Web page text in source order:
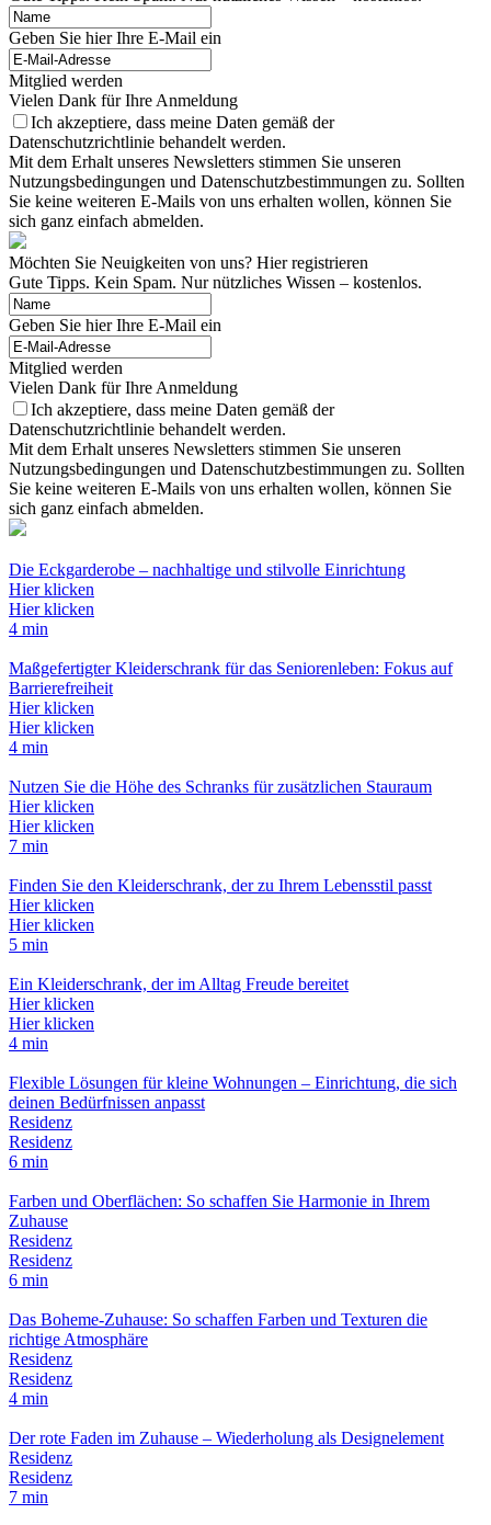
Geben Sie hier Ihre E-Mail ein
Mitglied werden
Vielen Dank für Ihre Anmeldung
Ich akzeptiere, dass meine Daten gemäß der
Datenschutzrichtlinie behandelt werden.
Mit dem Erhalt unseres Newsletters stimmen Sie unseren
Nutzungsbedingungen und Datenschutzbestimmungen zu. Sollten
Sie keine weiteren E-Mails von uns erhalten wollen, können Sie
sich ganz einfach abmelden.
Möchten Sie Neuigkeiten von uns? Hier registrieren
Gute Tipps. Kein Spam. Nur nützliches Wissen – kostenlos.
Geben Sie hier Ihre E-Mail ein
Mitglied werden
Vielen Dank für Ihre Anmeldung
Ich akzeptiere, dass meine Daten gemäß der
Datenschutzrichtlinie behandelt werden.
Mit dem Erhalt unseres Newsletters stimmen Sie unseren
Nutzungsbedingungen und Datenschutzbestimmungen zu. Sollten
Sie keine weiteren E-Mails von uns erhalten wollen, können Sie
sich ganz einfach abmelden.
Die Eckgarderobe – nachhaltige und stilvolle Einrichtung
Hier klicken
Hier klicken
4 min
Maßgefertigter Kleiderschrank für das Seniorenleben: Fokus auf
Barrierefreiheit
Hier klicken
Hier klicken
4 min
Nutzen Sie die Höhe des Schranks für zusätzlichen Stauraum
Hier klicken
Hier klicken
7 min
Finden Sie den Kleiderschrank, der zu Ihrem Lebensstil passt
Hier klicken
Hier klicken
5 min
Ein Kleiderschrank, der im Alltag Freude bereitet
Hier klicken
Hier klicken
4 min
Flexible Lösungen für kleine Wohnungen – Einrichtung, die sich
deinen Bedürfnissen anpasst
Residenz
Residenz
6 min
Farben und Oberflächen: So schaffen Sie Harmonie in Ihrem
Zuhause
Residenz
Residenz
6 min
Das Boheme-Zuhause: So schaffen Farben und Texturen die
richtige Atmosphäre
Residenz
Residenz
4 min
Der rote Faden im Zuhause – Wiederholung als Designelement
Residenz
Residenz
7 min